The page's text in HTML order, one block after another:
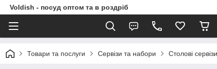
Voldish - посуд оптом та в роздріб
Товари та послуги Сервізи та набори Столові сервізи